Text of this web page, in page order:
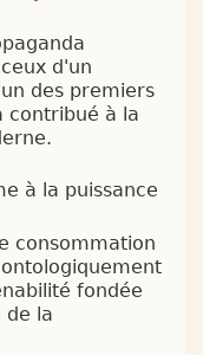
d'un
des premiers
contribué à la
à la puissance
consommation
fondée
de la